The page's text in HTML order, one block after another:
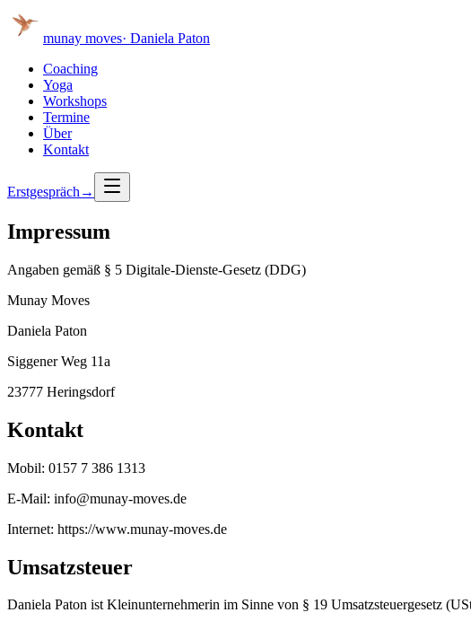
munay moves· Daniela Paton
Coaching
Yoga
Workshops
Termine
Über
Kontakt
Erstgespräch →
Impressum
Angaben gemäß § 5 Digitale-Dienste-Gesetz (DDG)
Munay Moves
Daniela Paton
Siggener Weg 11a
23777 Heringsdorf
Kontakt
Mobil: 0157 7 386 1313
E-Mail: info@munay-moves.de
Internet: https://www.munay-moves.de
Umsatzsteuer
Daniela Paton ist Kleinunternehmerin im Sinne von § 19 Umsatzsteuergesetz